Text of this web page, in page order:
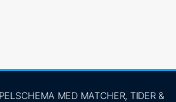
MED MATCHER, TIDER &